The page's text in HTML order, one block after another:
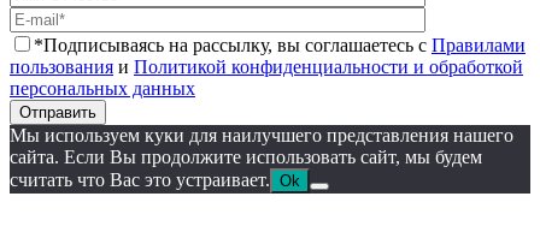
*Подписываясь на рассылку, вы соглашаетесь с Правилами
пользования и Политикой конфиденциальности и обработкой
персональных данных
Отправить
Мы используем куки для наилучшего представления нашего
сайта. Если Вы продолжите использовать сайт, мы будем
считать что Вас это устраивает. Ok